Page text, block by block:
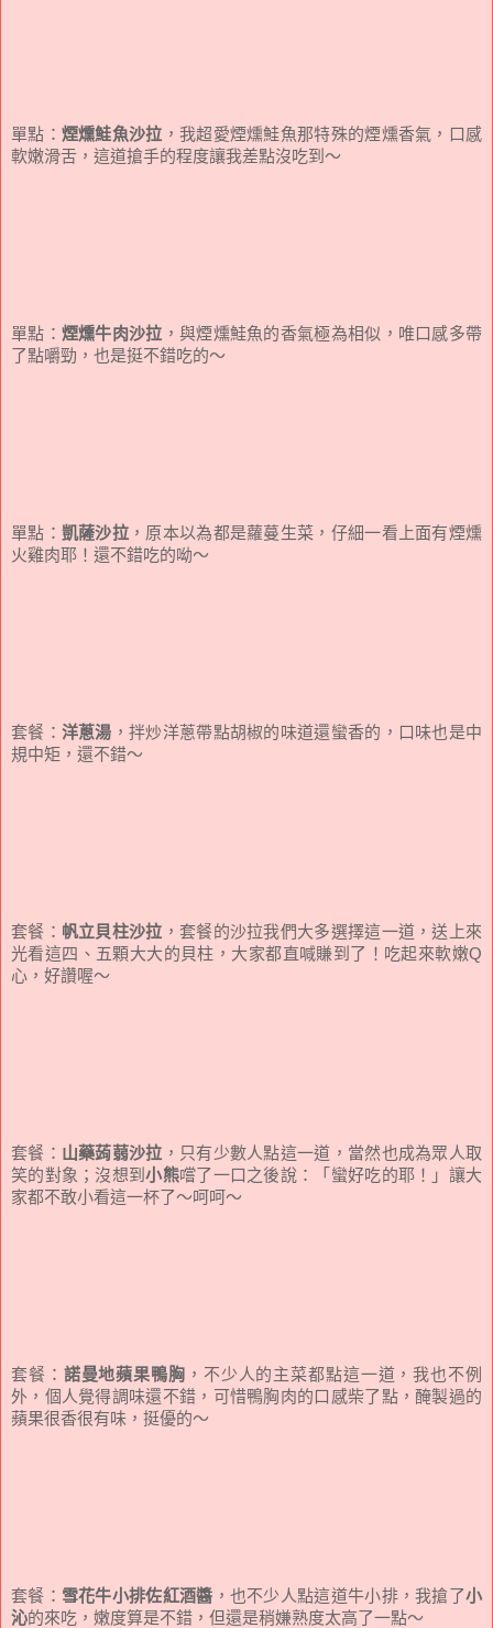
單點： 煙燻鮭魚沙拉 ，我超愛煙燻鮭魚那特殊的煙燻香氣，口感
軟嫩滑舌，這道搶手的程度讓我差點沒吃到～
單點： 煙燻牛肉沙拉 ，與煙燻鮭魚的香氣極為相似，唯口感多帶
了點嚼勁，也是挺不錯吃的～
單點： 凱薩沙拉 ，原本以為都是蘿蔓生菜，仔細一看上面有煙燻
火雞肉耶！還不錯吃的呦～
套餐： 洋蔥湯 ，拌炒洋蔥帶點胡椒的味道還蠻香的，口味也是中
規中矩，還不錯～
套餐： 帆立貝柱沙拉 ，套餐的沙拉我們大多選擇這一道，送上來
光看這四、五顆大大的貝柱，大家都直喊賺到了！吃起來軟嫩Q
心，好讚喔～
套餐： 山藥蒟蒻沙拉 ，只有少數人點這一道，當然也成為眾人取
笑的對象；沒想到小熊嚐了一口之後說：「蠻好吃的耶！」讓大
家都不敢小看這一杯了～呵呵～
套餐： 諾曼地蘋果鴨胸 ，不少人的主菜都點這一道，我也不例
外，個人覺得調味還不錯，可惜鴨胸肉的口感柴了點，醃製過的
蘋果很香很有味，挺優的～
套餐： 雪花牛小排佐紅酒醬 ，也不少人點這道牛小排，我搶了小
沁的來吃，嫩度算是不錯，但還是稍嫌熟度太高了一點～